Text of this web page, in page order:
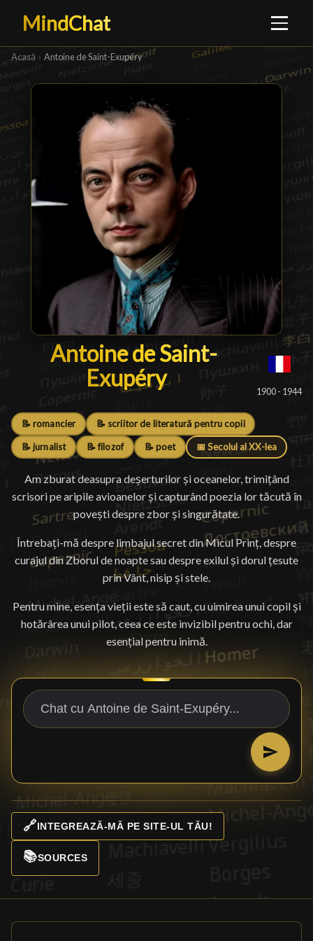
MindChat
Acasă › Antoine de Saint-Exupéry
Antoine de Saint-Exupéry
Antoine de Saint-
Exupéry█ 1900 - 1944
📝 romancier 📝 scriitor de literatură pentru copii
📝 jurnalist 📝 filozof 📝 poet 📅 Secolul al XX-lea
Am zburat deasupra deșerturilor și oceanelor, trimițând
scrisori pe aripile avioanelor și capturând poezia lor tăcută în
povești despre zbor și singurătate.
Întrebați-mă despre limbajul secret din Micul Prinț, despre
curajul din Zborul de noapte sau despre exilul și dorul țesute
prin Vânt, nisip și stele.
Pentru mine, esența vieții este să caut, cu uimirea unui copil și
hotărârea unui pilot, ceea ce este invizibil pentru ochi, dar
esențial pentru inimă.
🔗INTEGREAZĂ-MĂ PE SITE-UL TĂU!
📚SOURCES